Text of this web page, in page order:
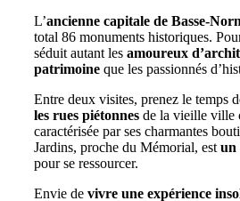
L’ancienne capitale de Basse-
total 86 monuments historiques.
séduit autant les amoureux
patrimoine que les passionnés
Entre deux visites, prenez le temps
les rues piétonnes de la vieille ville
caractérisée par ses charmantes
Jardins, proche du Mémorial, est un
pour se ressourcer.
Envie de vivre une expérience